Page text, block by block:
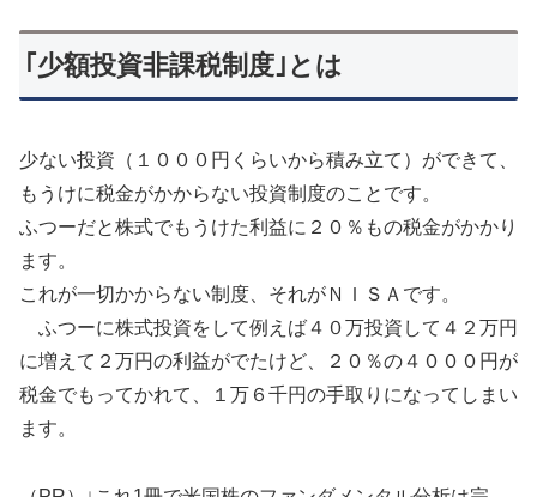
｢少額投資非課税制度｣とは
少ない投資（１０００円くらいから積み立て）ができて、
もうけに税金がかからない投資制度のことです。
ふつーだと株式でもうけた利益に２０％もの税金がかかり
ます。
これが一切かからない制度、それがＮＩＳＡです。
ふつーに株式投資をして例えば４０万投資して４２万円
に増えて２万円の利益がでたけど、２０％の４０００円が
税金でもってかれて、１万６千円の手取りになってしまい
ます。